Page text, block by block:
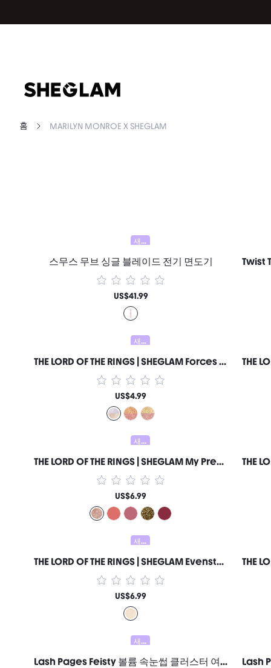
홈 MARILYN MONROE X SHEGLAM
새로움
스무스 무브 싱글 블레이드 전기 면도기
US$41.99
새로움
THE LORD OF THE RINGS | SHEGLAM Forces Of Fate | 듀오 아이섀도-Hope & Sacrifice 여성과 소녀를 위한 브랜드 뷰티 코스메틱 메이크업
US$4.99
새로움
THE LORD OF THE RINGS | SHEGLAM My Preciousss 립글로스-Rohan™ 여성과 소녀를 위한 브랜드 뷰티 코스메틱 메이크업
US$6.99
새로움
THE LORD OF THE RINGS | SHEGLAM Evenstar Glow 하이라이터 여성과 소녀를 위한 브랜드 뷰티 코스메틱 메이크업
US$6.99
새로움
Lash Pages Feisty 볼륨 속눈썹 클러스터 여성과 소녀를 위한 브랜드 뷰티 코스메틱 메이크업